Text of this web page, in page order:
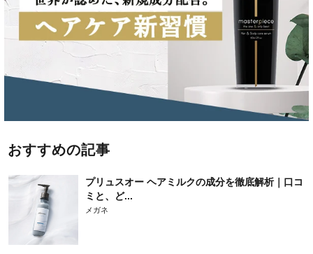
おすすめの記事
プリュスオー ヘアミルクの成分を徹底解析｜口コ
ミと、ど...
メガネ